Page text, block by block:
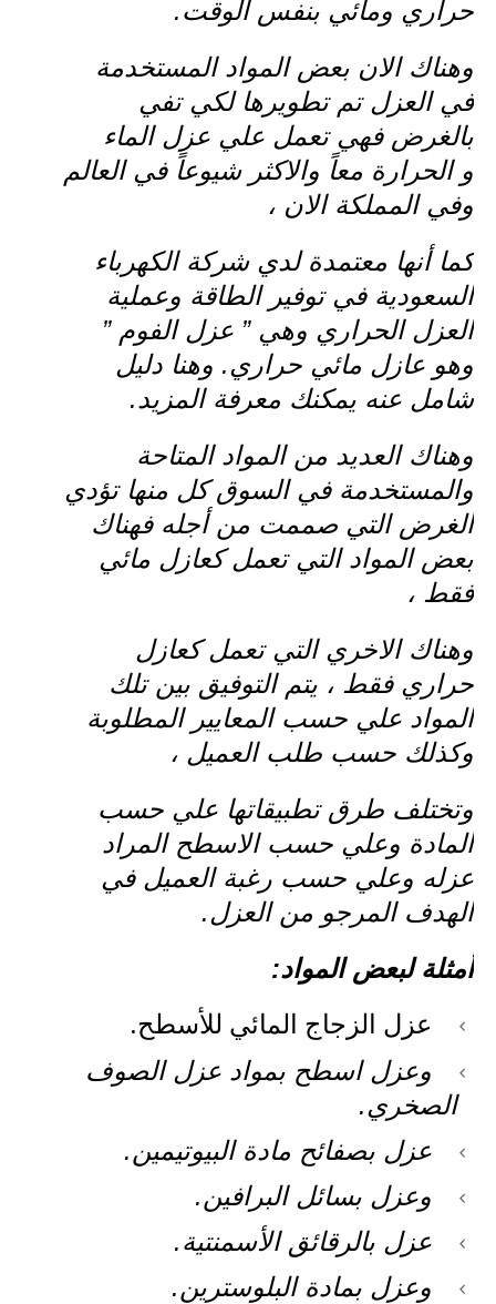
حراري ومائي بنفس الوقت.
وهناك الان بعض المواد المستخدمة
في العزل تم تطويرها لكي تفي
بالغرض فهي تعمل علي عزل الماء
و الحرارة معاً والاكثر شيوعاً في العالم
وفي المملكة الان ،
كما أنها معتمدة لدي شركة الكهرباء
السعودية في توفير الطاقة وعملية
العزل الحراري وهي ” عزل الفوم ”
وهو عازل مائي حراري. وهنا دليل
شامل عنه يمكنك معرفة المزيد.
وهناك العديد من المواد المتاحة
والمستخدمة في السوق كل منها تؤدي
الغرض التي صممت من أجله فهناك
بعض المواد التي تعمل كعازل مائي
فقط ،
وهناك الاخري التي تعمل كعازل
حراري فقط ، يتم التوفيق بين تلك
المواد علي حسب المعايير المطلوبة
وكذلك حسب طلب العميل ،
وتختلف طرق تطبيقاتها علي حسب
المادة وعلي حسب الاسطح المراد
عزله وعلي حسب رغبة العميل في
الهدف المرجو من العزل.
أمثلة لبعض المواد:
عزل الزجاج المائي للأسطح.
وعزل اسطح بمواد عزل الصوف
الصخري.
عزل بصفائح مادة البيوتيمين.
وعزل بسائل البرافين.
عزل بالرقائق الأسمنتية.
وعزل بمادة البلوسترين.